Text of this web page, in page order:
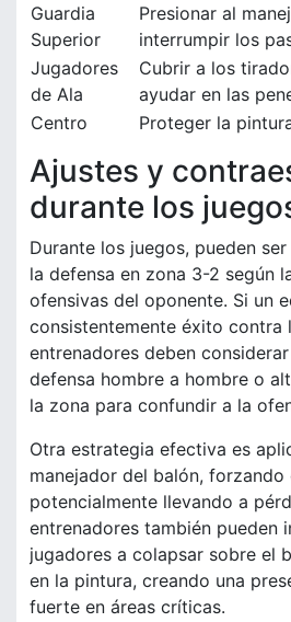
Guardia
Superior
Presionar al
interrumpir los
Jugadores
de Ala
Cubrir a los
ayudar en las
Centro
Proteger la
Ajustes y
durante los
Durante los juegos, pueden
la defensa en zona 3-2 según
ofensivas del oponente. Si un
consistentemente éxito contra
entrenadores deben
defensa hombre a hombre o
la zona para confundir a la
Otra estrategia efectiva es
manejador del balón,
potencialmente llevando a
entrenadores también pueden
jugadores a colapsar sobre el
en la pintura, creando una
fuerte en áreas críticas.